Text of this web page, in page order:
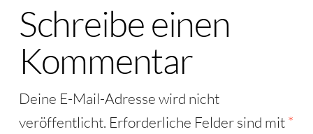
Schreibe einen
Kommentar
Deine E-Mail-Adresse wird nicht
veröffentlicht. Erforderliche Felder sind mit*